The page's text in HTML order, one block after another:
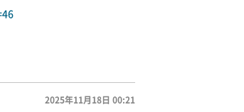
2025年11月18日 00:21